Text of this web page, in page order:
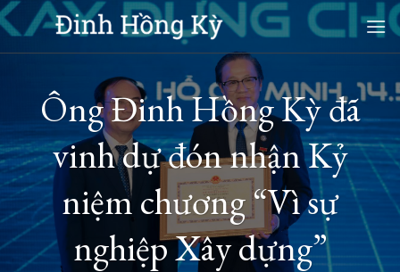
Skip
to
content
Ông Đinh Hồng Kỳ đã
vinh dự đón nhận Kỷ
niệm chương “Vì sự
nghiệp Xây dựng”